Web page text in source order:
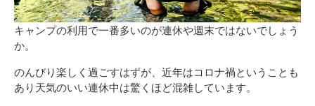
キャンプの利用で一番多いのが連休や週末ではないでしょう
か。
のんびり楽しく過ごすはずが、近年はコロナ禍ということも
あり天気のいい連休中は驚くほど混雑しています。